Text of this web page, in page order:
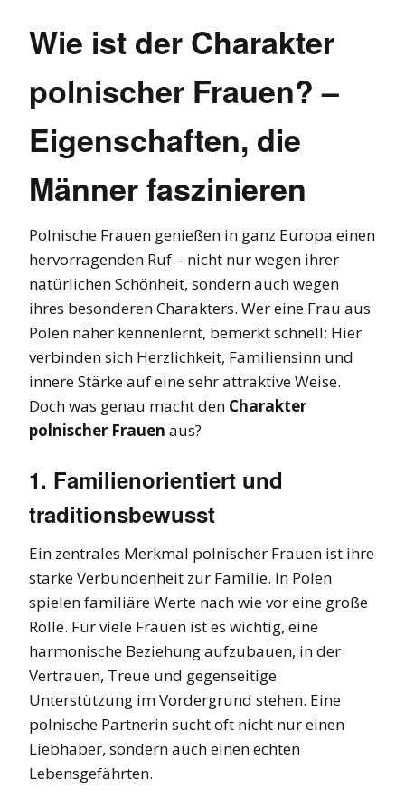
Wie ist der Charakter
polnischer Frauen? –
Eigenschaften, die
Männer faszinieren
Polnische Frauen genießen in ganz Europa einen
hervorragenden Ruf – nicht nur wegen ihrer
natürlichen Schönheit, sondern auch wegen
ihres besonderen Charakters. Wer eine Frau aus
Polen näher kennenlernt, bemerkt schnell: Hier
verbinden sich Herzlichkeit, Familiensinn und
innere Stärke auf eine sehr attraktive Weise.
Doch was genau macht den Charakter
polnischer Frauen aus?
1. Familienorientiert und
traditionsbewusst
Ein zentrales Merkmal polnischer Frauen ist ihre
starke Verbundenheit zur Familie. In Polen
spielen familiäre Werte nach wie vor eine große
Rolle. Für viele Frauen ist es wichtig, eine
harmonische Beziehung aufzubauen, in der
Vertrauen, Treue und gegenseitige
Unterstützung im Vordergrund stehen. Eine
polnische Partnerin sucht oft nicht nur einen
Liebhaber, sondern auch einen echten
Lebensgefährten.